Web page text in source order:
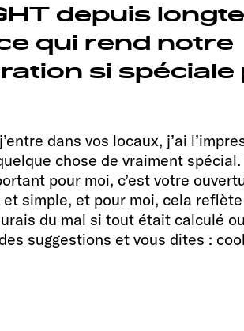
depuis
qui rend notre
si spéciale
dans vos locaux, j’ai
chose de vraiment
pour moi, c’est votre
simple, et pour moi, cela reflète
du mal si tout était calculé
suggestions et vous dites :